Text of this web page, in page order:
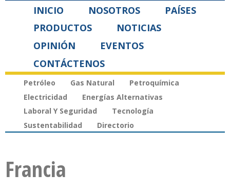
INICIO NOSOTROS
PAÍSES
PRODUCTOS
NOTICIAS
OPINIÓN
EVENTOS
CONTÁCTENOS
Petróleo Gas Natural
Petroquímica
Electricidad
Energías Alternativas
Laboral Y Seguridad
Tecnología
Sustentabilidad
Directorio
Francia